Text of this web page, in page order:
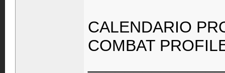
CALENDARIO
COMBAT